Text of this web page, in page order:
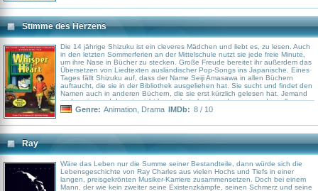
Stimme des Herzens
Die 14 jährige Shizuku ist ein cleveres Mädchen und liebt es, zu lesen. Auch
in den letzten Sommerferien an der Mittelschule nutzt sie jede freie Minute,
um ihre Nase in Bücher zu stecken. Große Freude bereitet ihr außerdem das
Übersetzen von Liedtexten ausländischer Pop-Songs ins Japanische. Eines
Tages fällt Shizuku auf, dass der Name Seiji Amasawa in allen Büchern
auftaucht, die sie in der Bibliothek ausgeliehen hat. Sie sucht und findet den
Namen auch in anderen Büchern, die sie erst kürzlich gelesen hat. Jemand
anders, jemand den sie nicht kennt, hat also irgendwo genau denselben
Büchergeschmack wie sie. Jedes Buch, das sie liest, hat er bereits gelesen
ist Shizuku auf dem Weg zu ihrem Vater, um ihm sein Mittagessen zu bringen,
als sie eine gewöhnlich aussehende Katze entdeckt, die ganz alleine im Zug
mitfährt. Zunächst kann sie kaum glauben, dass die Katze wirklich alleine ist,
doch als das Tier den Zug an der Station verlässt, an der auch Shizuku
aussteigen muss, beschließt das Mädchen, ihr zu folgen. Die zufällige
Begegnung mit der Katze führt Shizuku zum Haus Seiji Amasawas. Dort lernt
sie eine Familie kennen, die die Musik liebt und die mystische und magische
Katze lehrt sie, nach “den verborgenen Schätzen” des Lebens zu suchen.
Shizuku träumt davon, Schriftstellerin zu werden und Seiji möchte nach
Genre: Animation Drama IMDb: 8 / 10
Ray
Wäre das Leben nur die Summe seiner Bestandteile, dann würde sich die
Lebensgeschichte von Ray Charles aus vielen Hochs und Tiefs in einer
langen, preisgekrönten Musiker-Karriere zusammensetzen. Doch bei einem
Mann, der wie kein zweiter seine Existenzkämpfe, seinen Schmerz und seine